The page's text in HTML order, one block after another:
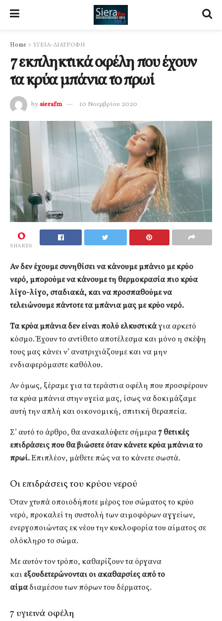
Home ΥΓΕΙΑ-ΔΙΑΤΡΟΦΗ
7 εκπληκτικά οφέλη που έχουν
τα κρύα μπάνια το πρωί
by sierafm 10 Νοεμβρίου 2020
0
SHARES
Αν δεν έχουμε συνηθίσει να κάνουμε μπάνιο με κρύο
νερό, μπορούμε να κάνουμε τη θερμοκρασία πιο κρύα
λίγο-λίγο, σταδιακά, και να προσπαθούμε να
τελειώνουμε πάντοτε τα μπάνια μας με κρύο νερό.
Τα κρύα μπάνια δεν είναι πολύ ελκυστικάγια αρκετό
κόσμο. Έχουν το αντίθετο αποτέλεσμα και μόνο η σκέψη
τους μας κάνει ν’ ανατριχιάζουμε και να μην
ενδιαφερόμαστε καθόλου.
Αν όμως, ξέραμε για τα τεράστια οφέλη που προσφέρουν
τα κρύα μπάνια στην υγεία μας, ίσως να δοκιμάζαμε
αυτή την απλή και οικονομική, σπιτική θεραπεία.
Σ’ αυτό το άρθρο, θα ανακαλύψετε σήμερα7 θετικές
επιδράσεις που θα βιώσετε όταν κάνετε κρύα μπάνια το
πρωί.Επιπλέον, μάθετε πώς να το κάνετε σωστά.
Οι επιδράσεις του κρύου νερού
Όταν χτυπά οποιοδήποτε μέρος του σώματος το κρύο
νερό, προκαλεί τη συστολή των αιμοφόρων αγγείων,
ενεργοποιώντας εκ νέου την κυκλοφορία του αίματος σε
ολόκληρο το σώμα.
Με αυτόν τον τρόπο, καθαρίζουν τα όργανα
και εξουδετερώνονται οι ακαθαρσίες από το
αίμαδιαμέσου των πόρων του δέρματος.
7 υγιεινά οφέλη